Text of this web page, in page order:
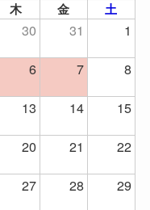
木 金 土
30 31
1
6 7 8
13 14
15
20 21
22
27 28 29